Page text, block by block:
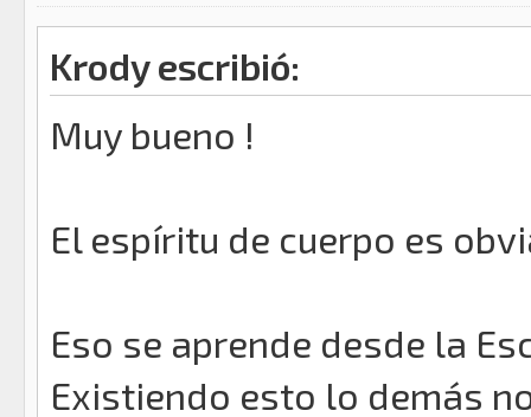
Krody escribió:
Muy bueno !
El espíritu de cuerpo es
Eso se aprende desde la
Existiendo esto lo demás